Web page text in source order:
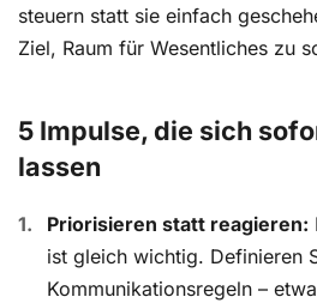
steuern statt sie einfach
Ziel, Raum für Wesentliches zu
5 Impulse, die sich
lassen
Priorisieren statt reagieren:
ist gleich wichtig. Definieren
Kommunikationsregeln –